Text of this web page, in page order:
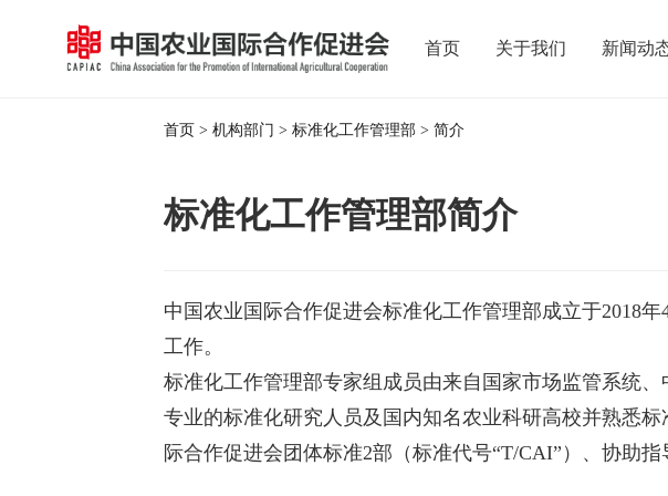
首页 关于我们 新闻动
首页> 机构部门 > 标准化工作管理部> 简介
标准化工作管理部简介
中国农业国际合作促进会标准化工作管理部成立于2018
工作。
标准化工作管理部专家组成员由来自国家市场监管系统
专业的标准化研究人员及国内知名农业科研高校并熟悉
际合作促进会团体标准2部（标准代号“T/CAI”）、协助指